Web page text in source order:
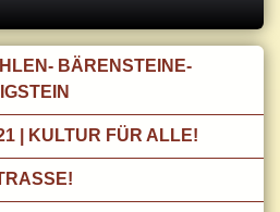
BÄRENSTEINE-
| KULTUR FÜR ALLE!